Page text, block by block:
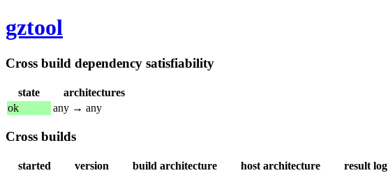
gztool
Cross build dependency satisfiability
state
architectures
ok
any → any
Cross builds
started version build architecture host architecture
result log